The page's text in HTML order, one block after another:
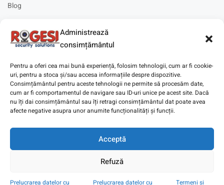
Administrează
consimțământul
Pentru a oferi cea mai bună experiență, folosim tehnologii, cum ar fi cookie-
uri, pentru a stoca și/sau accesa informațiile despre dispozitive.
Consimțământul pentru aceste tehnologii ne permite să procesăm date,
cum ar fi comportamentul de navigare sau ID-uri unice pe acest site. Dacă
nu îți dai consimțământul sau îți retragi consimțământul dat poate avea
afecte negative asupra unor anumite funcționalități și funcții.
Acceptă
Refuză
Prelucrarea datelor cu Prelucrarea datelor cu Termeni si
Blog
Solicitare instalare
Copyright © 2025Digitaz.